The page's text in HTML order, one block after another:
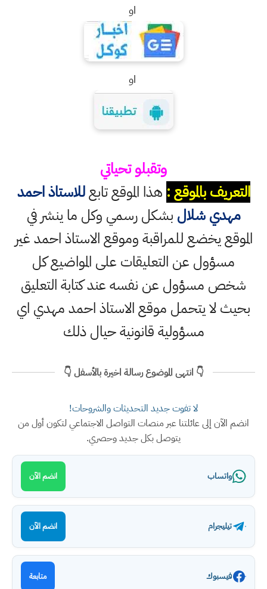
او
او
وتقبلو تحياتي
التعريف بالموقع : هذا الموقع تابعللاستاذ احمد
مهدي شلال بشكل رسمي وكل ما ينشر في
الموقع يخضع للمراقبة وموقع الاستاذ احمد غير
مسؤول عن التعليقات على المواضيع كل
شخص مسؤول عن نفسه عند كتابة التعليق
بحيث لا يتحمل موقع الاستاذ احمد مهدي اي
مسؤولية قانونية حيال ذلك
👇 انتهى الموضوع رسالة اخيرة بالأسفل 👇
لا تفوت جديد التحديثات والشروحات!
انضم الآن إلى عائلتنا عبر منصات التواصل الاجتماعي لتكون أول من
يتوصل بكل جديد وحصري.
واتساب انضم الآن
تيليجرام انضم الآن
فيسبوك متابعة